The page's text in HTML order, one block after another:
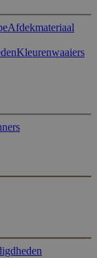
Afdekmateriaal
Kleurenwaaiers